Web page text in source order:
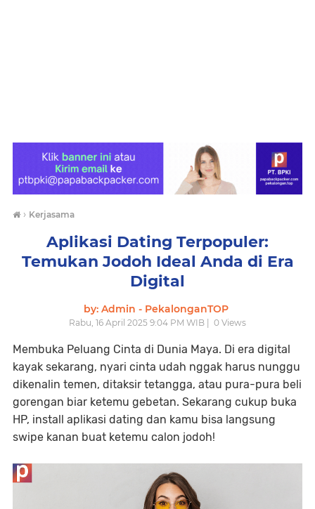
› Kerjasama
Aplikasi Dating Terpopuler:
Temukan Jodoh Ideal Anda di Era
Digital
by: Admin - PekalonganTOP
Rabu, 16 April 2025 9:04 PM WIB | 0 Views
Membuka Peluang Cinta di Dunia Maya. Di era digital
kayak sekarang, nyari cinta udah nggak harus nunggu
dikenalin temen, ditaksir tetangga, atau pura-pura beli
gorengan biar ketemu gebetan. Sekarang cukup buka
HP, install aplikasi dating dan kamu bisa langsung
swipe kanan buat ketemu calon jodoh!